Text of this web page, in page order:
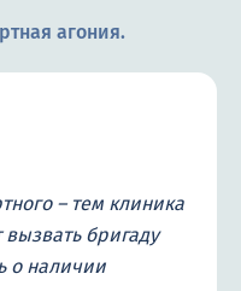
агония.
– тем клиника
вызвать бригаду
о наличии